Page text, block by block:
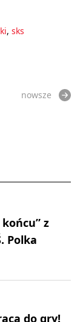
, sks
nowsze
z
Polka
do gry!